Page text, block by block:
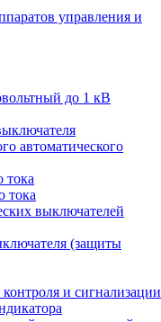
управления и
до 1 кВ
автоматического
тока
тока
выключателей
(защиты
и сигнализации